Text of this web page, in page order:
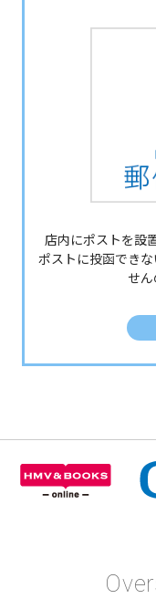
店内にポストを設
ポストに投函でき
せん